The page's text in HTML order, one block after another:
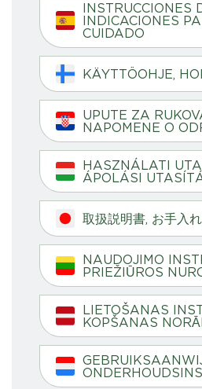
INSTRUCCIONES
INDICACIONES
CUIDADO
KÄYTTÖOHJE,
UPUTE ZA
NAPOMENE O
HASZNÁLATI
ÁPOLÁSI
取扱説明書, お手入
NAUDOJIMO
PRIEŽIŪROS
LIETOŠANAS
KOPŠANAS